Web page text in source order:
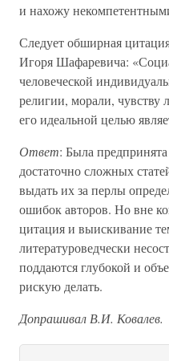
и нахожу
Следует обширная
Игоря Шафаревича:
человеческой
религии, морали, чувству
его идеальной целью
Ответ: Была
достаточно сложных
выдать их за перлы
ошибок авторов. Но вне
цитация и выискивание
литературоведчески
поддаются глубокой и
рискую делать.
Допрашивал В.И. Ковалев.